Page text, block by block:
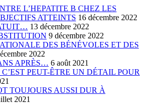
L’HEPATITE B CHEZ LES
ATTEINTS 16 décembre 2022
13 décembre 2022
9 décembre 2022
DES BÉNÉVOLES ET DES
2022
APRÈS… 6 août 2021
PEUT-ÊTRE UN DÉTAIL POUR
TOUJOURS AUSSI DUR À
2021